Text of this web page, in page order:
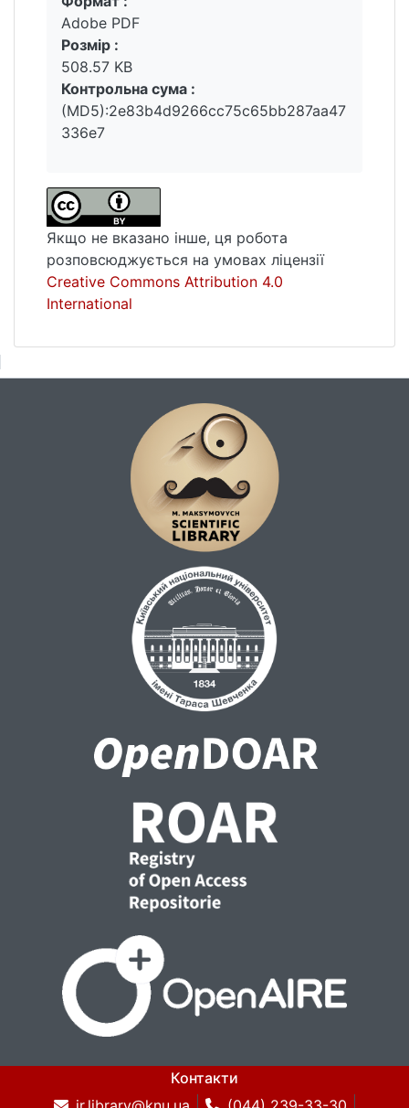
Adobe PDF
Розмір :
508.57 KB
Контрольна сума :
(MD5):2e83b4d9266cc75c65bb287aa47
336e7
Якщо не вказано інше, ця робота
розповсюджується на умовах ліцензії
Creative Commons Attribution 4.0
International
Контакти